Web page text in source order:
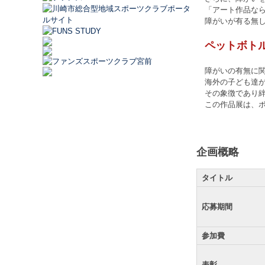
「アート作品な
障がいが有る無
ペットボト
障がいの有無に
海外の子ども達
その象徴であり
この作品展は、
企画概略
タイトル
応募期間
参加費